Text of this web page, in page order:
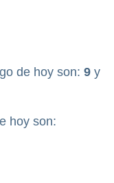
de hoy son: 9 y
hoy son: